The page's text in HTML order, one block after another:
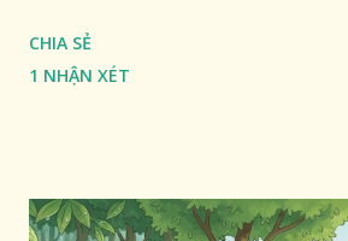
CHIA SẺ
1 NHẬN XÉT